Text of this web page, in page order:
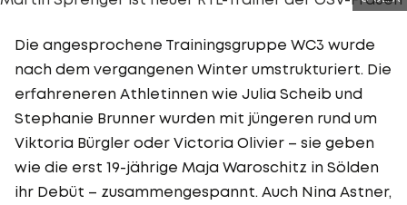
Die angesprochene Trainingsgruppe WC3 wurde
nach dem vergangenen Winter umstrukturiert. Die
erfahreneren Athletinnen wie Julia Scheib und
Stephanie Brunner wurden mit jüngeren rund um
Viktoria Bürgler oder Victoria Olivier – sie geben
wie die erst 19-jährige Maja Waroschitz in Sölden
ihr Debüt – zusammengespannt. Auch Nina Astner,